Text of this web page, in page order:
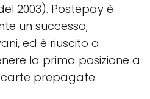
2003). Postepay è
un successo,
ed è riuscito a
la prima posizione a
prepagate.